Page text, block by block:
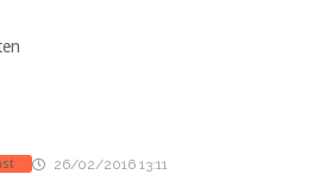
26/02/2016 13:11